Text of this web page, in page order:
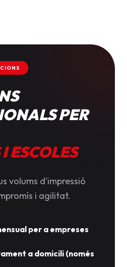
PER
ESCOLES
volums d'impressió
i agilitat.
per a empreses
a domicili (només